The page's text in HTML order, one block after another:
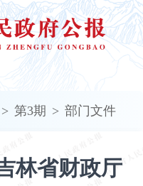
> 第3期 > 部门文件
林省财政厅